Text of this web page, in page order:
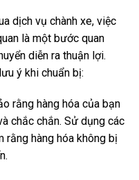
dịch vụ chành xe, việc
là một bước quan
diễn ra thuận lợi.
ý khi chuẩn bị:
rằng hàng hóa của bạn
chắc chắn. Sử dụng các
rằng hàng hóa không bị